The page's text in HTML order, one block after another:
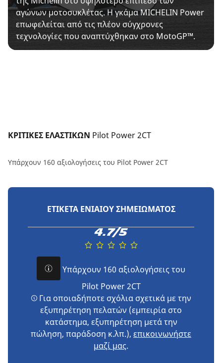
αγώνων μοτοσυκλέτας. Η γκάμα MICHELIN Power
επωφελείται από τις πλέον σύγχρονες
τεχνολογίες που αναπτύχθηκαν στο MotoGP™.
ΚΡΙΤΙΚΕΣ ΕΛΑΣΤΙΚΩΝ Pilot Power 2CT
Υπάρχουν 160 αξιολογήσεις του Pilot Power 2CT
ΕΤΙΚΈΤΑ ΕΝΙΑΊΟΥ ΣΗΜΕΙΏΜΑΤΟΣ
4.7/5
Υπάρχουν 160 αξιολογήσεις του
Pilot Power 2CT
Για οποιαδήποτε σχόλια σχετικά με την
εξυπηρέτηση πελατών (εμπειρία στο
κατάστημα, εξυπηρέτηση μετά την
πώληση, παράδοση κ.λπ.), επικοινωνήστε
μαζί μας.